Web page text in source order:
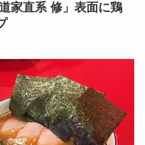
家直系 修」表面に鶏